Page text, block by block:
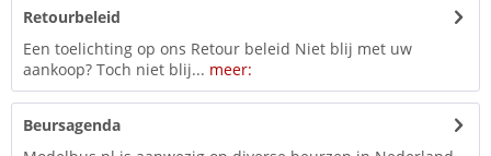
Retourbeleid
Een toelichting op ons Retour beleid Niet blij met uw
aankoop? Toch niet blij... meer:
Beursagenda